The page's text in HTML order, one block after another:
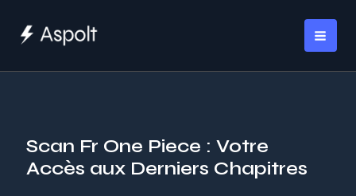
Scan Fr One Piece : Votre
Accès aux Derniers Chapitres